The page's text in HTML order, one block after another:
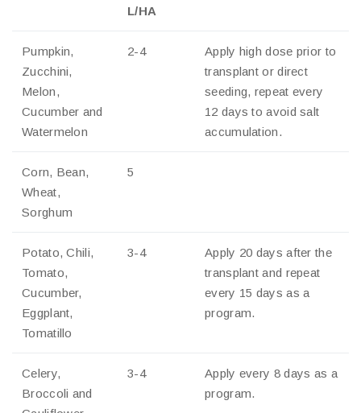
L/HA
Pumpkin,
Zucchini,
Melon,
Cucumber and
Watermelon
2-4
Apply high dose prior to
transplant or direct
seeding, repeat every
12 days to avoid salt
accumulation.
Corn, Bean,
Wheat,
Sorghum
5
Potato, Chili,
Tomato,
Cucumber,
Eggplant,
Tomatillo
3-4
Apply 20 days after the
transplant and repeat
every 15 days as a
program.
Celery,
Broccoli and
3-4
Apply every 8 days as a
program.